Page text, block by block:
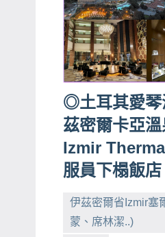
◎土耳其愛琴
茲密爾卡亞
Izmir
服員下榻飯
伊茲密爾省Izmir塞
蒙、席林潔..)